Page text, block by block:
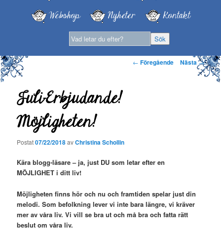
Webshop
Nyheter Kontakt
Inläggsnavigering
← Föregående Nästa→
Juli-Erbjudande!
Möjligheten!
Postat07/22/2018avChristina Schollin
Kära blogg-läsare – ja, just DU som letar efter en
MÖJLIGHET i ditt liv!
Möjligheten finns hör och nu och framtiden spelar just din
melodi. Som befolkning lever vi inte bara längre, vi kräver
mer av våra liv. Vi vill se bra ut och må bra och fatta rätt
beslut om våra liv.